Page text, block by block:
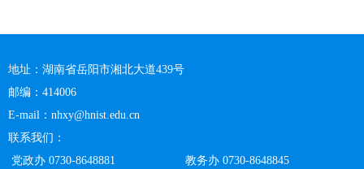
地址：湖南省岳阳市湘北大道439号
邮编：414006
E-mail：nhxy@hnist.edu.cn
联系我们：
党政办 0730-8648881
教务办 0730-8648845